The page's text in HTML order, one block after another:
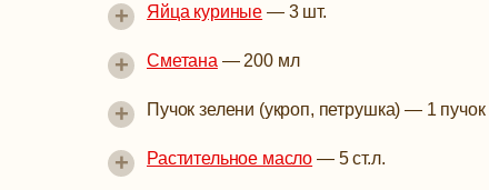
Яйца куриные — 3 шт.
+
Сметана — 200 мл
+
Пучок зелени (укроп, петрушка) — 1 пучок
+
Растительное масло — 5 ст.л.
+